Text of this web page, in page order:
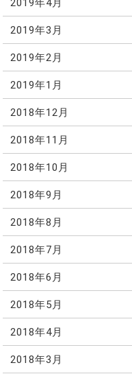
2019年4月
2019年3月
2019年2月
2019年1月
2018年12月
2018年11月
2018年10月
2018年9月
2018年8月
2018年7月
2018年6月
2018年5月
2018年4月
2018年3月